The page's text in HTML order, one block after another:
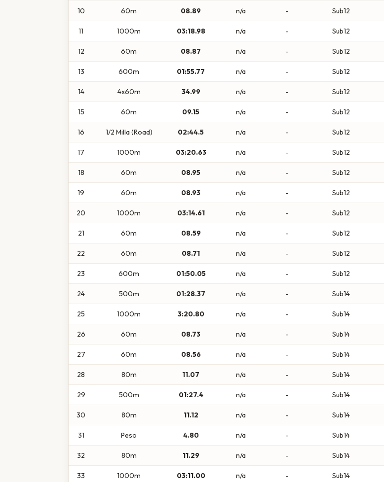
10 60m 08.89 n/a - Sub12
11 1000m 03:18.98 n/a - Sub12
12 60m 08.87 n/a - Sub12
13 600m 01:55.77 n/a - Sub12
14 4x60m 34.99 n/a - Sub12
15 60m 09.15 n/a - Sub12
16 1/2 Milla (Road) 02:44.5 n/a - Sub12
17 1000m 03:20.63 n/a - Sub12
18 60m 08.95 n/a - Sub12
19 60m 08.93 n/a - Sub12
20 1000m 03:14.61 n/a - Sub12
21 60m 08.59 n/a - Sub12
22 60m 08.71 n/a - Sub12
23 600m 01:50.05 n/a - Sub12
24 500m 01:28.37 n/a - Sub14
25 1000m 3:20.80 n/a - Sub14
26 60m 08.73 n/a - Sub14
27 60m 08.56 n/a - Sub14
28 80m 11.07 n/a - Sub14
29 500m 01:27.4 n/a - Sub14
30 80m 11.12 n/a - Sub14
31 Peso 4.80 n/a - Sub14
32 80m 11.29 n/a - Sub14
33 1000m 03:11.00 n/a - Sub14